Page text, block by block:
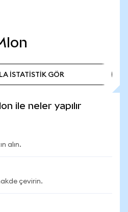
İSTATİSTİK GÖR
ile neler yapılır
alın.
çevirin.